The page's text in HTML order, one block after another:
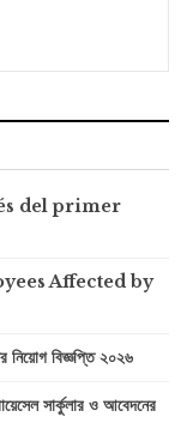
del primer
Affected by
বিজ্ঞপ্তি ২০২৬
সার্কুলার ও আবেদনের